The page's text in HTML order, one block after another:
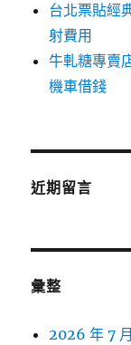
台北票貼經
射費用
牛軋糖專賣
機車借錢
近期留言
彙整
2026 年 7 月